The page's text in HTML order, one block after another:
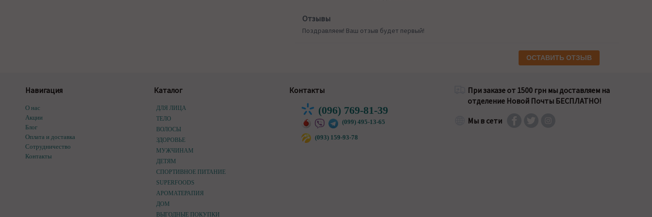
Отзывы
Поздравляем! Ваш отзыв будет первый!
ОСТАВИТЬ ОТЗЫВ
Навигация
О нас
Акции
Блог
Оплата и доставка
Сотрудничество
Контакты
Каталог
ДЛЯ ЛИЦА
ТЕЛО
ВОЛОСЫ
ЗДОРОВЬЕ
МУЖЧИНАМ
ДЕТЯМ
СПОРТИВНОЕ ПИТАНИЕ
SUPERFOODS
АРОМАТЕРАПИЯ
ДОМ
ВЫГОДНЫЕ ПОКУПКИ
Контакты
(096) 769-81-39
(099) 495-13-65
(093) 159-93-78
При заказе от 1500 грн мы доставляем на
отделение Новой Почты БЕСПЛАТНО!
Мы в сети